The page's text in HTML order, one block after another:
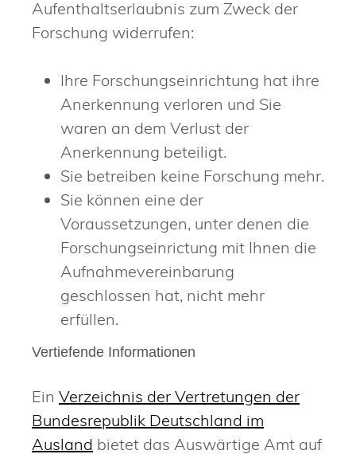
Aufenthaltserlaubnis zum Zweck der
Forschung widerrufen:
Ihre Forschungseinrichtung hat ihre
Anerkennung verloren und Sie
waren an dem Verlust der
Anerkennung beteiligt.
Sie betreiben keine Forschung mehr.
Sie können eine der
Voraussetzungen, unter denen die
Forschungseinrictung mit Ihnen die
Aufnahmevereinbarung
geschlossen hat, nicht mehr
erfüllen.
Vertiefende Informationen
Ein Verzeichnis der Vertretungen der
Bundesrepublik Deutschland im
Ausland bietet das Auswärtige Amt auf